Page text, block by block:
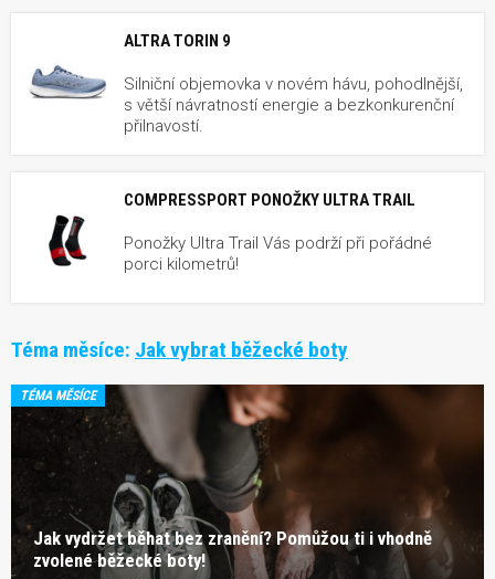
ALTRA TORIN 9
Silniční objemovka v novém hávu, pohodlnější,
s větší návratností energie a bezkonkurenční
přilnavostí.
COMPRESSPORT PONOŽKY ULTRA TRAIL
Ponožky Ultra Trail Vás podrží při pořádné
porci kilometrů!
Téma měsíce: Jak vybrat běžecké boty
TÉMA MĚSÍCE
Jak vydržet běhat bez zranění? Pomůžou ti i vhodně
zvolené běžecké boty!